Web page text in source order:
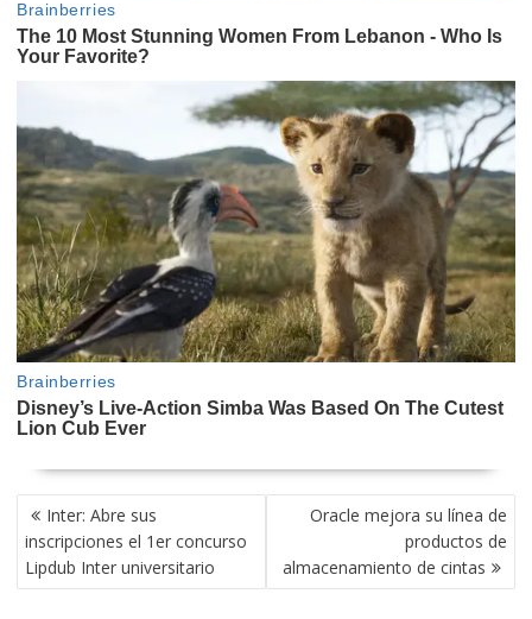
NAVEGACIÓN
DE
ENTRADAS
Inter: Abre sus
inscripciones el 1er concurso
Lipdub Inter universitario
Oracle mejora su línea de
productos de
almacenamiento de cintas